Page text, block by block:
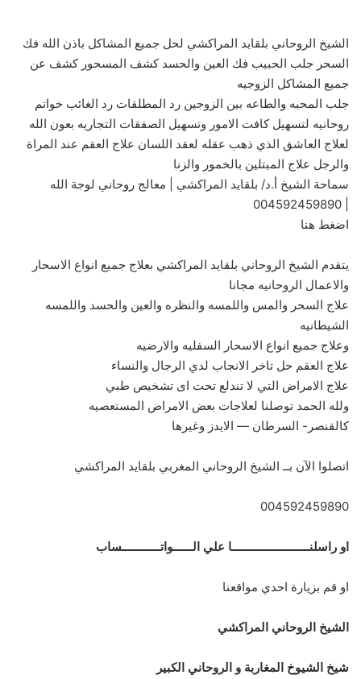
الشيخ الروحاني بلقايد المراكشي لحل جميع المشاكل باذن الله فك
السحر جلب الحبيب فك العين والحسد كشف المسحور كشف عن
جميع المشاكل الزوجيه
جلب المحبه والطاعه بين الزوجين رد المطلقات رد الغائب خواتم
روحانيه لتسهيل كافت الامور وتسهيل الصفقات التجاريه بعون الله
لعلاج العاشق الذي ذهب عقله لعقد اللسان علاج العقم عند المراة
والرجل علاج المبتلين بالخمور والزنا
سماحة الشيخ أ.د/ بلقايد المراكشي | معالج روحاني لوجة الله
004592459890
اضغط هنا
يتقدم الشيخ الروحاني بلقايد المراكشي بعلاج جميع انواع الاسحار
والاعمال الروحانيه مجانا
علاج السحر والمس واللمسه والنظره والعين والحسد واللمسه
الشيطانيه
وعلاج جميع انواع الاسحار السفليه والارضيه
علاج العقم حل تاخر الانجاب لدي الرجال والنساء
علاج الامراض التي لا تندلع تحت اى تشخيص طبي
ولله الحمد توصلنا لعلاجات بعض الامراض المستعصيه
كالقنصر- السرطان — الايدز وغيرها
اتصلوا الآن بــ الشيخ الروحاني المغربي بلقايد المراكشي
004592459890
او راسلنــــــــــــــــــــــــا علي الــــــواتــــــــــــساب
او قم بزيارة احدي مواقعنا
الشيخ الروحاني المراكشي
شيخ الشيوخ المغاربة و الروحاني الكبير